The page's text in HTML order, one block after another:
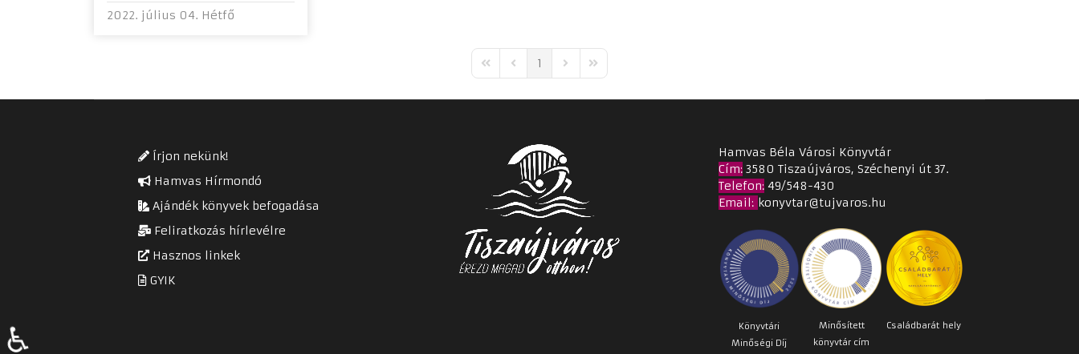
2022. július 04. Hétfő
First PagePrevious Page
1 Next PageLast Page
Írjon nekünk!
Hamvas Hírmondó
Ajándék könyvek befogadása
Feliratkozás hírlevélre
Hasznos linkek
GYIK
Hamvas Béla Városi Könyvtár
Cím:3580 Tiszaújváros, Széchenyi út 37.
Telefon:49/548-430
Email: konyvtar@tujvaros.hu
Könyvtári
Minőségi Díj
Minősített
könyvtár cím
Családbarát hely